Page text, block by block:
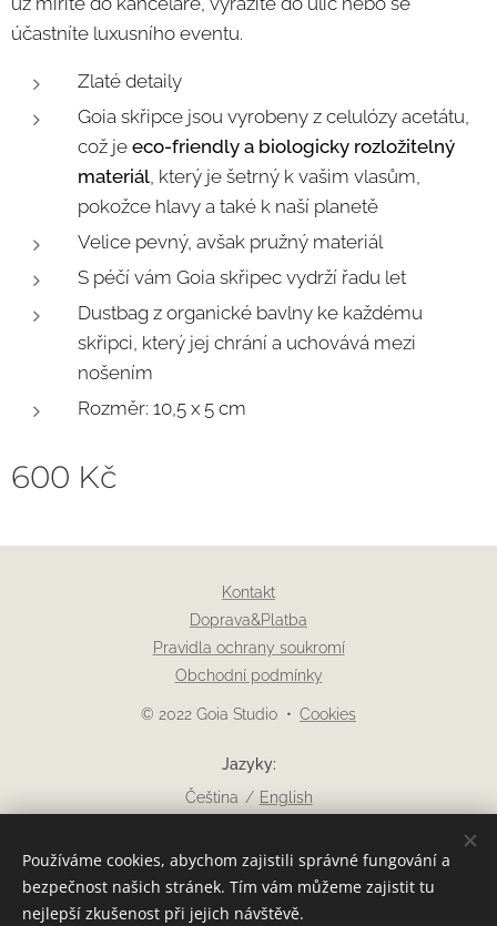
účastníte luxusního eventu.
Zlaté detaily
Goia skřipce jsou vyrobeny z celulózy acetátu,
což je eco-friendly a biologicky rozložitelný
materiál, který je šetrný k vašim vlasům,
pokožce hlavy a také k naší planetě
Velice pevný, avšak pružný materiál
S péčí vám Goia skřipec vydrží řadu let
Dustbag z organické bavlny ke každému
skřipci, který jej chrání a uchovává mezi
nošením
Rozměr: 10,5 x 5 cm
600 Kč
Kontakt
Doprava&Platba
Pravidla ochrany soukromí
Obchodní podmínky
© 2022 Goia Studio Cookies
Jazyky
Čeština
English
CZK Kč USD $
Používáme cookies, abychom zajistili správné fungování a
bezpečnost našich stránek. Tím vám můžeme zajistit tu
nejlepší zkušenost při jejich návštěvě.